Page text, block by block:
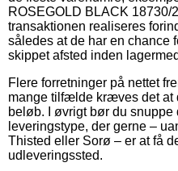
ROSEGOLD BLACK 18730/
transaktionen realiseres
således at de har en chance
skippet afsted inden
Flere forretninger på nettet
mange tilfælde kræves det at
beløb. I øvrigt bør du snuppe
leveringstype, der gerne –
Thisted eller Sorø – er at få
udleveringssted.